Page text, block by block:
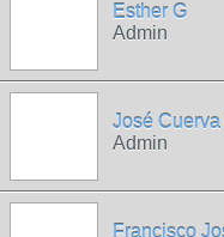
Esther G
Admin
José
Admin
Francisco